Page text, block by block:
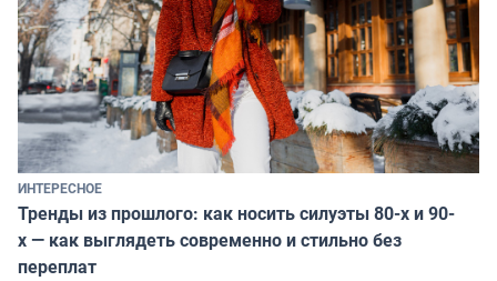
ИНТЕРЕСНОЕ
Тренды из прошлого: как носить силуэты 80-х и 90-
х — как выглядеть современно и стильно без
переплат